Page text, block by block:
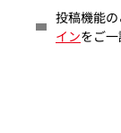
投稿機能
インをご一